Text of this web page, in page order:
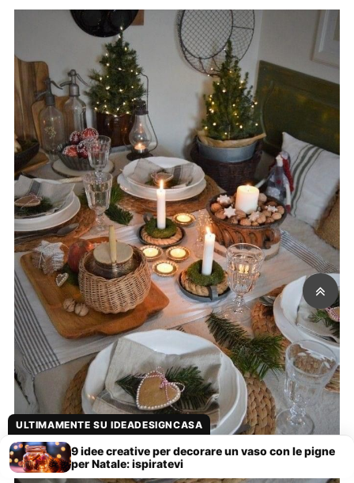
ULTIMAMENTE SU IDEADESIGNCASA
9 idee creative per decorare un vaso con le pigne
per Natale: ispiratevi